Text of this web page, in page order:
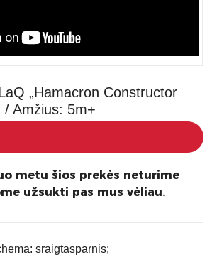
„Hamacron Constructor
/ Amžius: 5m+
metu šios prekės neturime
užsukti pas mus vėliau.
sraigtasparnis;